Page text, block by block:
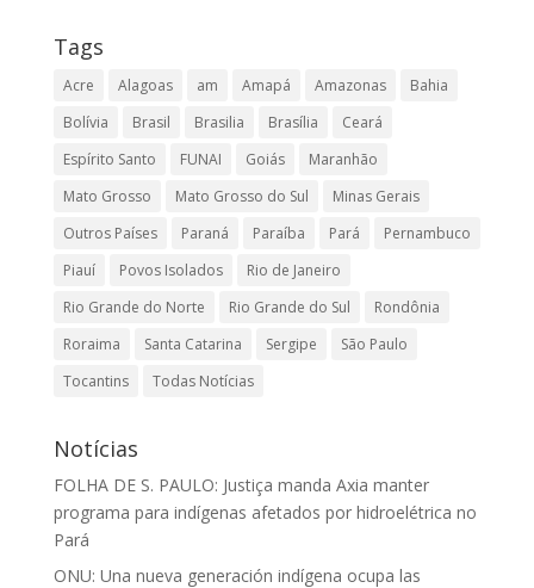
Tags
Acre Alagoas am Amapá Amazonas
Bahia
Bolívia
Brasil Brasilia Brasília
Ceará
Espírito Santo
FUNAI Goiás
Maranhão
Mato Grosso
Mato Grosso do Sul
Minas Gerais
Outros Países
Paraná Paraíba Pará
Pernambuco
Piauí
Povos Isolados
Rio de Janeiro
Rio Grande do Norte
Rio Grande do Sul
Rondônia
Roraima
Santa Catarina Sergipe
São Paulo
Tocantins
Todas Notícias
Notícias
FOLHA DE S. PAULO: Justiça manda Axia manter
programa para indígenas afetados por hidroelétrica no
Pará
ONU: Una nueva generación indígena ocupa las